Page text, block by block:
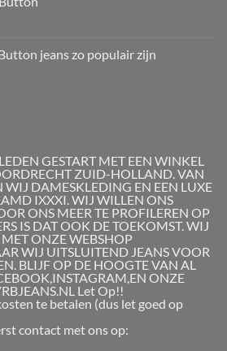
jeans zo populair zijn
GESTART MET EEN WINKEL
ZUID-HOLLAND. VAN
DAMESKLEDING EN EEN LUXE
IXXXI. WIJ WILLEN ONS
ONS MEER TE PROFILEREN OP
IS DAT OOK DE TOEKOMST. WIJ
ONZE WEBSHOP
WIJ UITSLUITEND JEANS VOOR
BLIJF OP DE HOOGTE VAN AL
ONZE
Let Op!!
te betalen (dus let goed op
contact met ons op: